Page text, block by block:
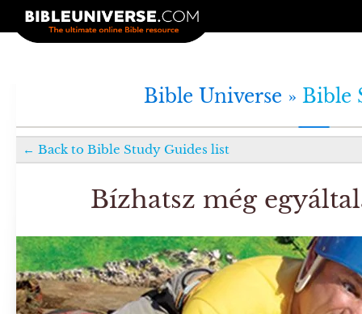
Bible Universe » Bible
← Back to Bible Study Guides list
Bízhatsz még